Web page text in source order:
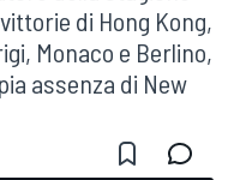
di Hong Kong,
Monaco e Berlino,
assenza di New